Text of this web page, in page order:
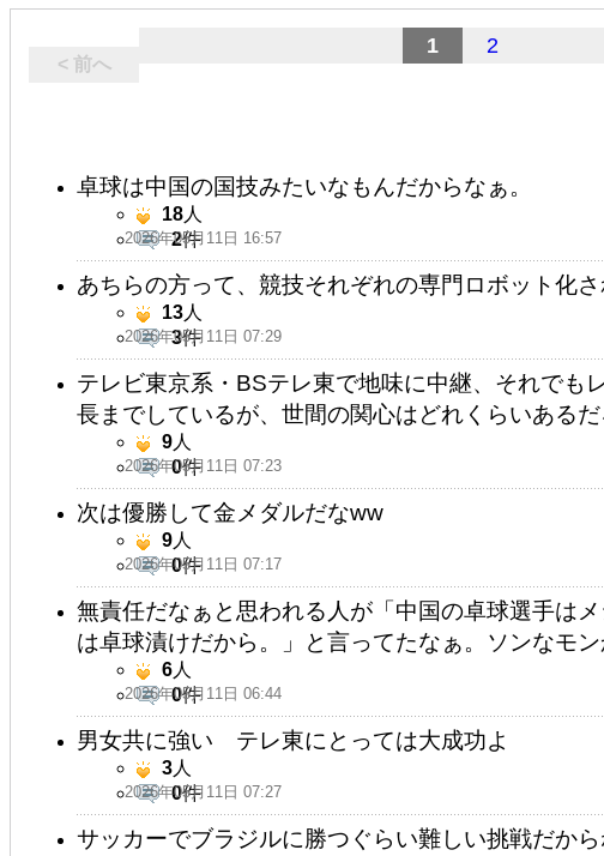
< 前へ
1 2
卓球は中国の国技みたいなもんだからなぁ。
2026年05月11日 16:57
18人
2件
あちらの方って、競技それぞれの専門ロボット化
2026年05月11日 07:29
13人
3件
テレビ東京系・BSテレ東で地味に中継、それでも
長までしているが、世間の関心はどれくらいあるだ
2026年05月11日 07:23
9人
0件
次は優勝して金メダルだなww
2026年05月11日 07:17
9人
0件
無責任だなぁと思われる人が「中国の卓球選手は
は卓球漬けだから。」と言ってたなぁ。ソンなモン
2026年05月11日 06:44
6人
0件
男女共に強い テレ東にとっては大成功よ
2026年05月11日 07:27
3人
0件
サッカーでブラジルに勝つぐらい難しい挑戦だか